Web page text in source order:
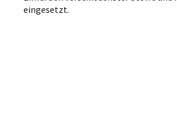
eingesetzt.